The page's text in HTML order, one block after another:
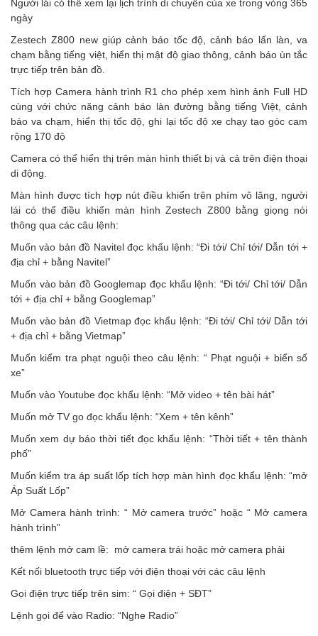
Người lái có thể xem lại lịch trình di chuyển của xe trong vòng 365
ngày
Zestech Z800 new giúp cảnh báo tốc độ, cảnh báo lấn làn, va
chạm bằng tiếng việt, hiển thị mật độ giao thông, cảnh báo ùn tắc
trực tiếp trên bản đồ.
Tích hợp Camera hành trình R1 cho phép xem hình ảnh Full HD
cùng với chức năng cảnh báo làn đường bằng tiếng Việt, cảnh
báo va chạm, hiển thị tốc độ, ghi lại tốc độ xe chạy tạo góc cam
rộng 170 độ
Camera có thể hiển thị trên màn hình thiết bị và cả trên điện thoại
di động.
Màn hình được tích hợp nút điều khiển trên phím vô lăng, người
lái có thể điều khiển màn hình Zestech Z800 bằng giọng nói
thông qua các câu lệnh:
Muốn vào bản đồ Navitel đọc khẩu lệnh: “Đi tới/ Chỉ tới/ Dẫn tới +
địa chỉ + bằng Navitel”
Muốn vào bản đồ Googlemap đọc khẩu lệnh: “Đi tới/ Chỉ tới/ Dẫn
tới + địa chỉ + bằng Googlemap”
Muốn vào bản đồ Vietmap đọc khẩu lệnh: “Đi tới/ Chỉ tới/ Dẫn tới
+ địa chỉ + bằng Vietmap”
Muốn kiểm tra phạt nguội theo câu lệnh: “ Phạt nguội + biển số
xe”
Muốn vào Youtube đọc khẩu lệnh: “Mở video + tên bài hát”
Muốn mở TV go đọc khẩu lệnh: “Xem + tên kênh”
Muốn xem dự báo thời tiết đọc khẩu lệnh: “Thời tiết + tên thành
phố”
Muốn kiểm tra áp suất lốp tích hợp màn hình đọc khẩu lệnh: “mở
Áp Suất Lốp”
Mở Camera hành trình: “ Mở camera trước” hoặc “ Mở camera
hành trình”
thêm lệnh mở cam lề: mở camera trái hoặc mở camera phải
Kết nối bluetooth trực tiếp với điện thoại với các câu lệnh
Gọi điện trực tiếp trên sim: “ Gọi điện + SĐT”
Lệnh gọi để vào Radio: “Nghe Radio”